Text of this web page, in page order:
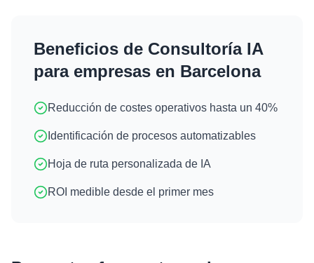
Beneficios de Consultoría IA
para empresas en Barcelona
Reducción de costes operativos hasta un 40%
Identificación de procesos automatizables
Hoja de ruta personalizada de IA
ROI medible desde el primer mes